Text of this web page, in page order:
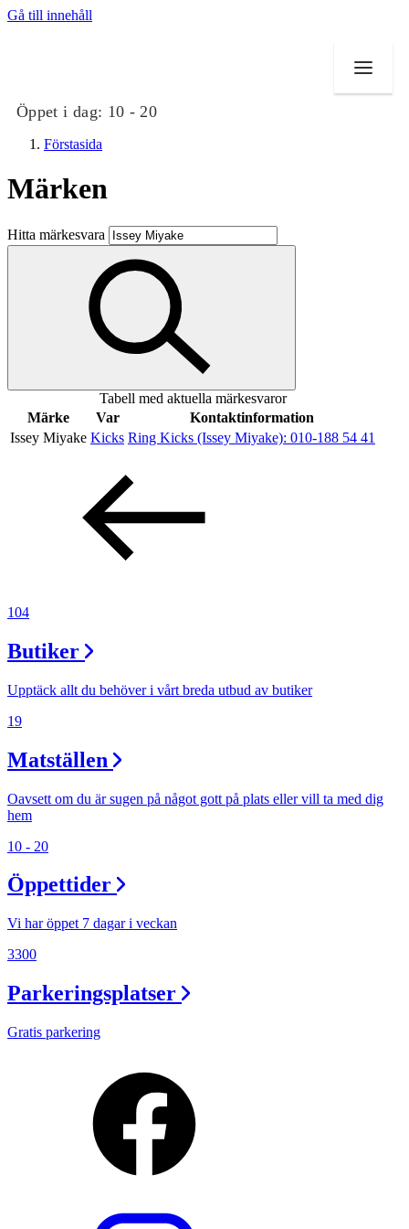
Gå till innehåll
Öppet i dag: 10 - 20
Butiker
Mat och dryck
Evenemang
Erbjudanden
Inspiration
Presentkort
Förstasida
Märken
Hitta märkesvara
Tabell med aktuella märkesvaror
Märke
Var
Kontaktinformation
Issey Miyake Kicks Ring Kicks (Issey Miyake): 010-188 54 41
104
Butiker
Upptäck allt du behöver i vårt breda utbud av butiker
19
Matställen
Oavsett om du är sugen på något gott på plats eller vill ta med dig
hem
10 - 20
Öppettider
Vi har öppet 7 dagar i veckan
3300
Parkeringsplatser
Gratis parkering